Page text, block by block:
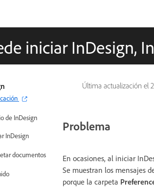
iniciar InDesign,
Última actualización el
de InDesign
InDesign
documentos
Problema
En ocasiones, al iniciar
Se muestran los mensajes
porque la carpeta